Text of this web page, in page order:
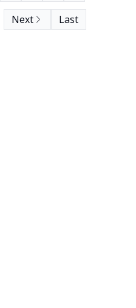
eines
Vorbild, um bis zu
Next Last